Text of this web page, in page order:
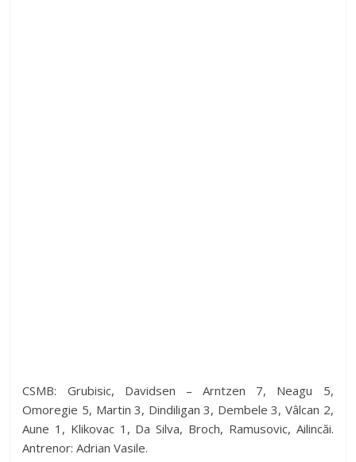
CSMB: Grubisic, Davidsen – Arntzen 7, Neagu 5,
Omoregie 5, Martin 3, Dindiligan 3, Dembele 3, Vâlcan 2,
Aune 1, Klikovac 1, Da Silva, Broch, Ramusovic, Ailincăi.
Antrenor: Adrian Vasile.